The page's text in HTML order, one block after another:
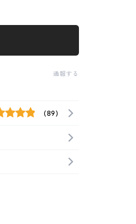
通報する
(89)